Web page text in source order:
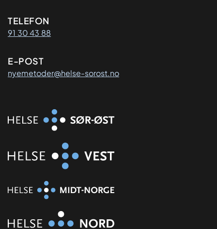
Kontaktinformasjon
TELEFON
91 30 43 88
E-POST
nyemetoder@helse-sorost.no
Organisasjon